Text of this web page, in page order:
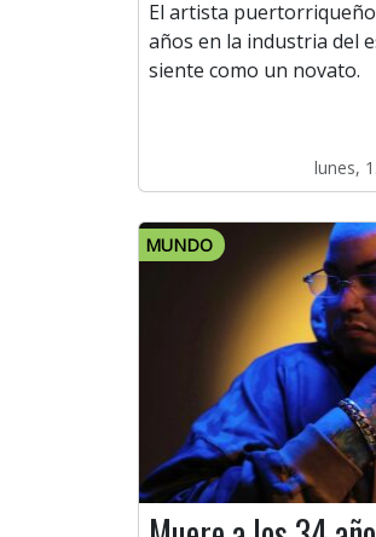
El artista
años en la industria del
siente como un novato.
lunes,
MUNDO